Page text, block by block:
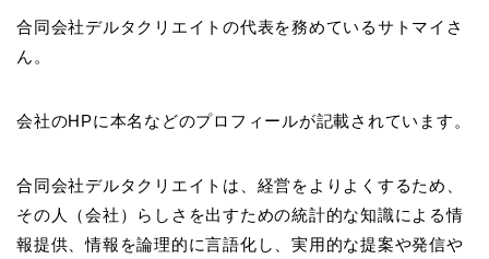
合同会社デルタクリエイトの代表を務めているサトマイさ
ん。
会社のHPに本名などのプロフィールが記載されています。
合同会社デルタクリエイトは、経営をよりよくするため、
その人（会社）らしさを出すための統計的な知識による情
報提供、情報を論理的に言語化し、実用的な提案や発信や